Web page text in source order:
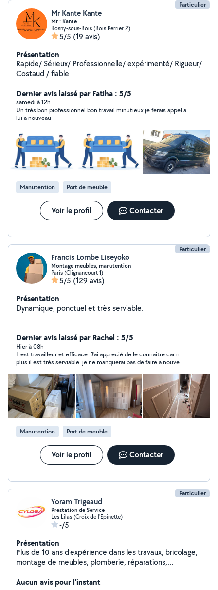
Particulier
Mr Kante Kante
Mr : Kante
Rosny-sous-Bois (Bois Perrier 2)
5/5 (19 avis)
Présentation
Rapide/ Sérieux/ Professionnelle/ expérimenté/ Rigueur/
Costaud / fiable
Dernier avis laissé par Fatiha : 5/5
samedi à 12h
Un très bon professionnel bon travail minutieux je ferais appel a
lui a nouveau
Manutention Port de meuble
Voir le profil Contacter
Particulier
Francis Lombe Liseyoko
Montage meubles, manutention
Paris (Clignancourt 1)
5/5 (129 avis)
Présentation
Dynamique, ponctuel et très serviable.
Dernier avis laissé par Rachel : 5/5
Hier à 08h
Il est travailleur et efficace. J'ai apprecié de le connaitre car n
plus il est très serviable. je ne manquerai pas de faire a nouveau
Manutention Port de meuble
Voir le profil Contacter
Particulier
Yoram Trigeaud
Prestation de Service
Les Lilas (Croix de l'Epinette)
-/5
Présentation
Plus de 10 ans d'expérience dans les travaux, bricolage,
montage de meubles, plomberie, réparations,
B&M (Bagnolet, Neuilly-Plaisance, Argenteuil) pour
Aucun avis pour l'instant